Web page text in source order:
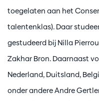
toegelaten aan het
talentenklas). Daar
gestudeerd bij Nilla
Zakhar Bron. Daarnaast
Nederland, Duitsland,
onder andere Andre